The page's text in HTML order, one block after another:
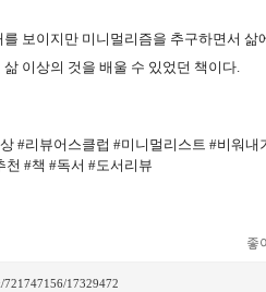
보이지만 미니멀리즘을 추구하면서 삶
이상의 것을 배울 수 있었던 책이다.
#리뷰어스클럽 #미니멀리스트 #비워
#책 #독서 #도서리뷰
좋
721747156/17329472